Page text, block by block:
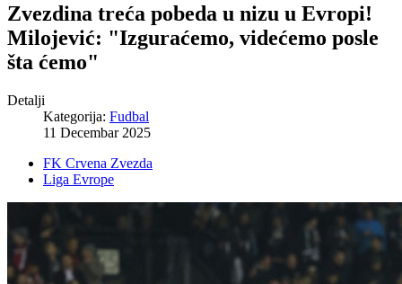
Zvezdina treća pobeda u nizu u Evropi!
Milojević: "Izguraćemo, videćemo posle
šta ćemo"
Detalji
Kategorija: Fudbal
11 Decembar 2025
FK Crvena Zvezda
Liga Evrope